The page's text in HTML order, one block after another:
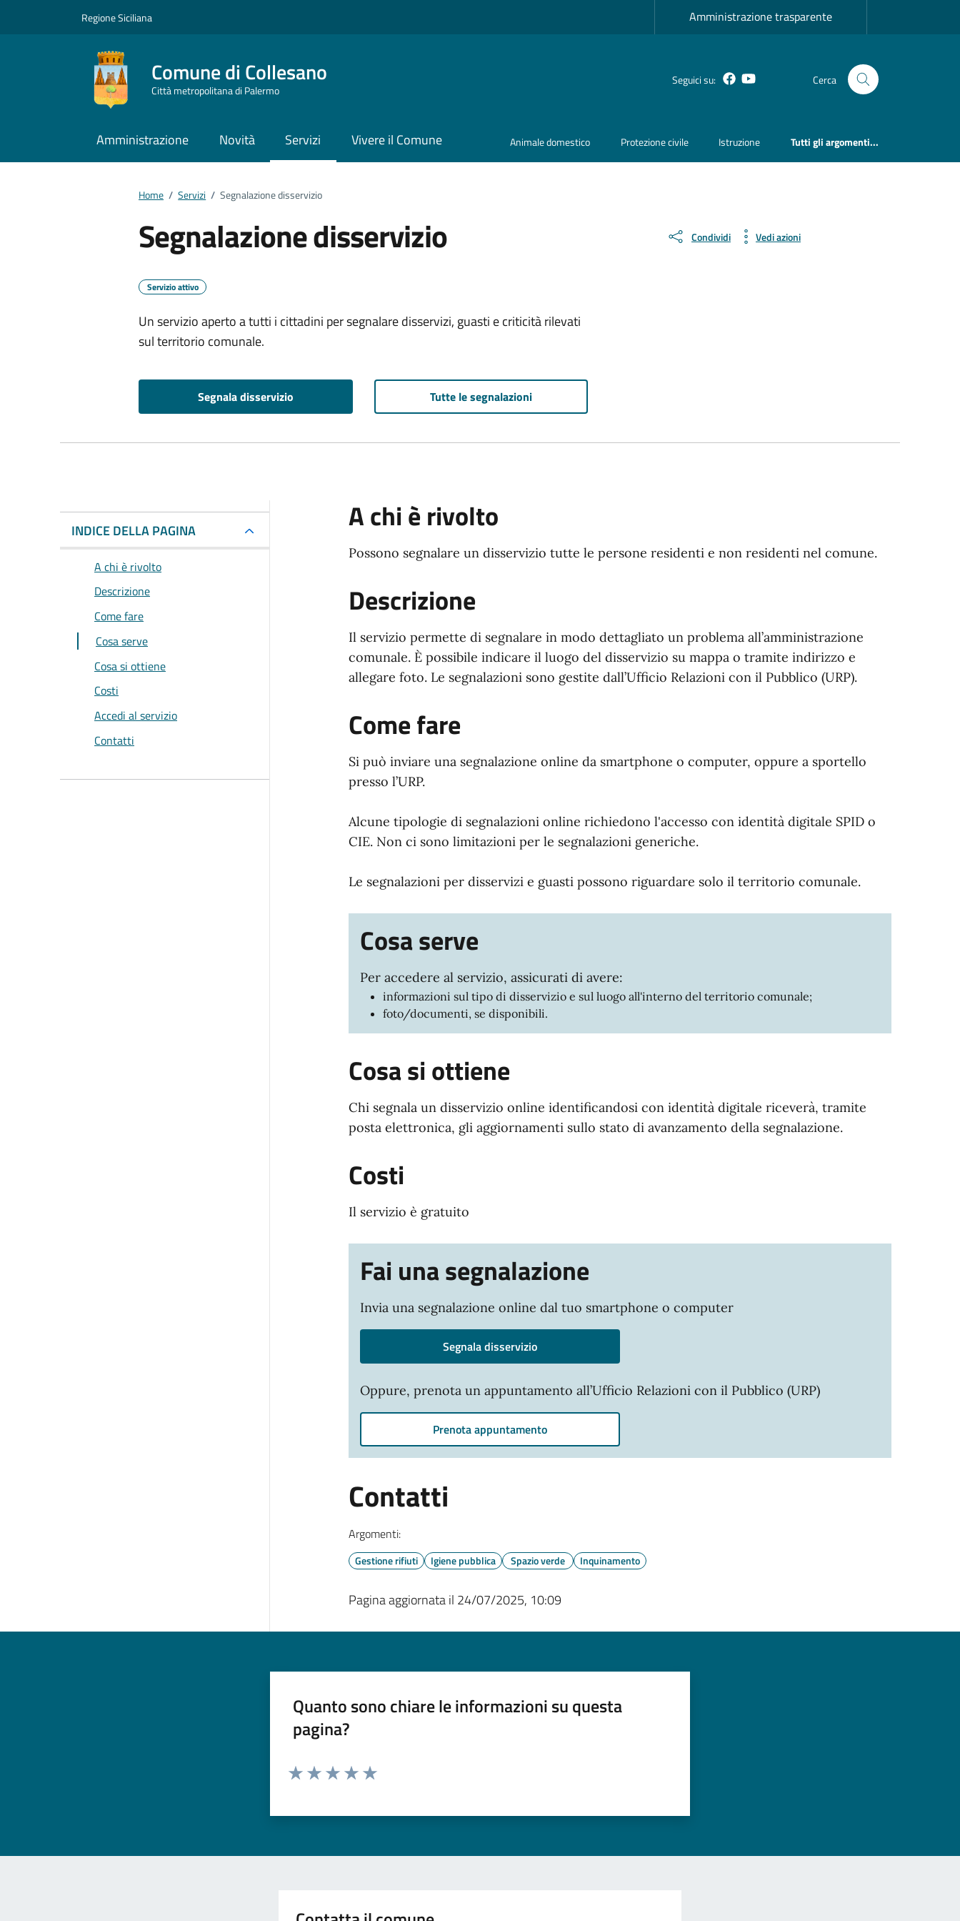
Regione Siciliana Amministrazione trasparente
Comune di Collesano
Città metropolitana di Palermo
Seguici su: Facebook
YouTube Cerca
Amministrazione Novità Servizi Vivere il Comune Animale domestico Protezione civile Istruzione Tutti gli argomenti...
Home / Servizi / Segnalazione disservizio
Segnalazione disservizio
Servizio attivo
Un servizio aperto a tutti i cittadini per segnalare disservizi, guasti e criticità rilevati
sul territorio comunale.
Segnala disservizio Tutte le segnalazioni
Condividi Vedi azioni
INDICE DELLA PAGINA
A chi è rivolto
Descrizione
Come fare
Cosa serve
Cosa si ottiene
Costi
Accedi al servizio
Contatti
A chi è rivolto
Possono segnalare un disservizio tutte le persone residenti e non residenti nel comune.
Descrizione
Il servizio permette di segnalare in modo dettagliato un problema all’amministrazione
comunale. È possibile indicare il luogo del disservizio su mappa o tramite indirizzo e
allegare foto. Le segnalazioni sono gestite dall’Ufficio Relazioni con il Pubblico (URP).
Come fare
Si può inviare una segnalazione online da smartphone o computer, oppure a sportello
presso l’URP.
Alcune tipologie di segnalazioni online richiedono l'accesso con identità digitale SPID o
CIE. Non ci sono limitazioni per le segnalazioni generiche.
Le segnalazioni per disservizi e guasti possono riguardare solo il territorio comunale.
Cosa serve
Per accedere al servizio, assicurati di avere:
informazioni sul tipo di disservizio e sul luogo all'interno del territorio comunale;
foto/documenti, se disponibili.
Cosa si ottiene
Chi segnala un disservizio online identificandosi con identità digitale riceverà, tramite
posta elettronica, gli aggiornamenti sullo stato di avanzamento della segnalazione.
Costi
Il servizio è gratuito
Fai una segnalazione
Invia una segnalazione online dal tuo smartphone o computer
Segnala disservizio
Oppure, prenota un appuntamento all’Ufficio Relazioni con il Pubblico (URP)
Prenota appuntamento
Contatti
Argomenti:
Gestione rifiuti Igiene pubblica Spazio verde Inquinamento
Pagina aggiornata il 24/07/2025, 10:09
Quanto sono chiare le informazioni su questa
pagina?